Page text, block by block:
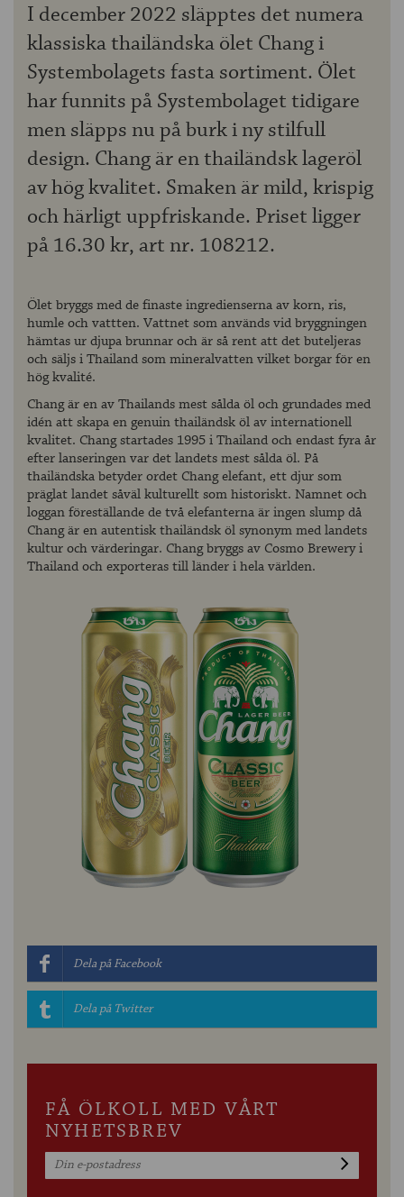
I december 2022 släpptes det numera
klassiska thailändska ölet Chang i
Systembolagets fasta sortiment. Ölet
har funnits på Systembolaget tidigare
men släpps nu på burk i ny stilfull
design. Chang är en thailändsk lageröl
av hög kvalitet. Smaken är mild, krispig
och härligt uppfriskande. Priset ligger
på 16.30 kr, art nr. 108212.
Ölet bryggs med de finaste ingredienserna av korn, ris,
humle och vattten. Vattnet som används vid bryggningen
hämtas ur djupa brunnar och är så rent att det buteljeras
och säljs i Thailand som mineralvatten vilket borgar för en
hög kvalité.
Chang är en av Thailands mest sålda öl och grundades med
idén att skapa en genuin thailändsk öl av internationell
kvalitet. Chang startades 1995 i Thailand och endast fyra år
efter lanseringen var det landets mest sålda öl. På
thailändska betyder ordet Chang elefant, ett djur som
präglat landet såväl kulturellt som historiskt. Namnet och
loggan föreställande de två elefanterna är ingen slump då
Chang är en autentisk thailändsk öl synonym med landets
kultur och värderingar. Chang bryggs av Cosmo Brewery i
Thailand och exporteras till länder i hela världen.
Dela på Facebook
Dela på Twitter
FÅ ÖLKOLL MED VÅRT
NYHETSBREV